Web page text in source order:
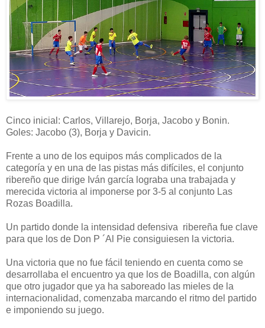
Cinco inicial: Carlos, Villarejo, Borja, Jacobo y Bonin.
Goles: Jacobo (3), Borja y Davicin.
Frente a uno de los equipos más complicados de la
categoría y en una de las pistas más difíciles, el conjunto
ribereño que dirige Iván garcía lograba una trabajada y
merecida victoria al imponerse por 3-5 al conjunto Las
Rozas Boadilla.
Un partido donde la intensidad defensiva ribereña fue clave
para que los de Don P ´Al Pie consiguiesen la victoria.
Una victoria que no fue fácil teniendo en cuenta como se
desarrollaba el encuentro ya que los de Boadilla, con algún
que otro jugador que ya ha saboreado las mieles de la
internacionalidad, comenzaba marcando el ritmo del partido
e imponiendo su juego.